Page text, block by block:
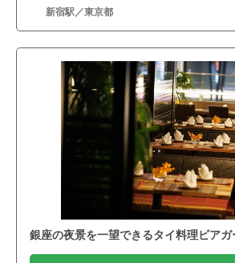
新宿駅／東京都
銀座の夜景を一望できるタイ料理ビア